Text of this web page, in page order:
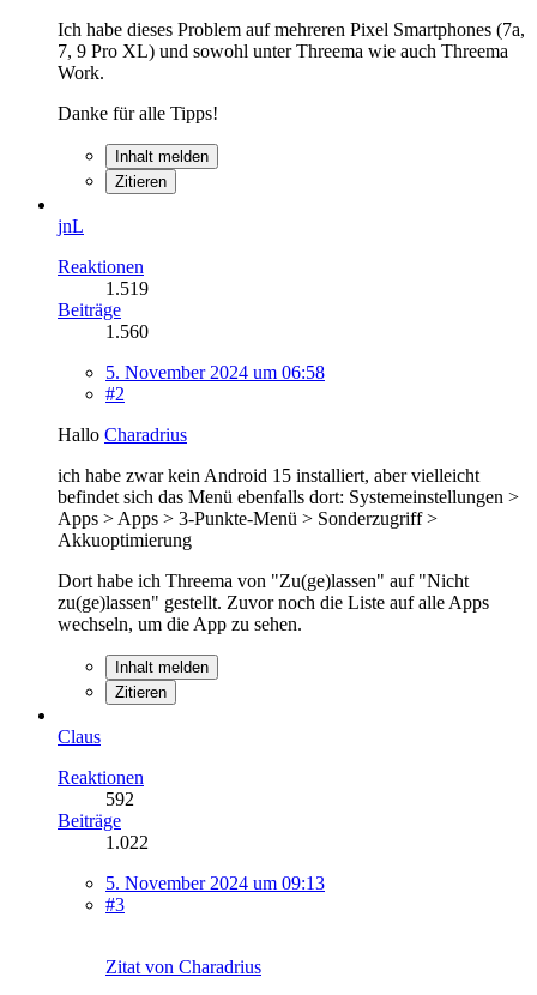
Ich habe dieses Problem auf mehreren Pixel Smartphones (7a,
7, 9 Pro XL) und sowohl unter Threema wie auch Threema
Work.
Danke für alle Tipps!
Inhalt melden
Zitieren
jnL
Reaktionen
1.519
Beiträge
1.560
5. November 2024 um 06:58
#2
Hallo Charadrius
ich habe zwar kein Android 15 installiert, aber vielleicht
befindet sich das Menü ebenfalls dort: Systemeinstellungen >
Apps > Apps > 3-Punkte-Menü > Sonderzugriff >
Akkuoptimierung
Dort habe ich Threema von "Zu(ge)lassen" auf "Nicht
zu(ge)lassen" gestellt. Zuvor noch die Liste auf alle Apps
wechseln, um die App zu sehen.
Inhalt melden
Zitieren
Claus
Reaktionen
592
Beiträge
1.022
5. November 2024 um 09:13
#3
Zitat von Charadrius